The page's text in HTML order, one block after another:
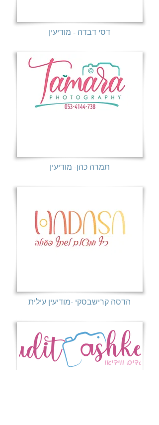
דסי דבדה - מודיעין
תמרה כהן- מודיעין
הדסה קרישבסקי -מודיעין עילית